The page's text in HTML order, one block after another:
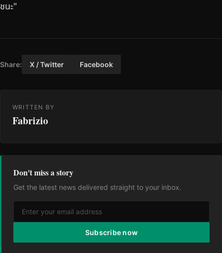
ชนะ"
Share: X / Twitter Facebook
WRITTEN BY
Fabrizio
Don't miss a story
Get the latest news delivered straight to your inbox.
Subscribe now